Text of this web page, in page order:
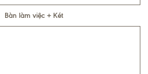
Bàn làm việc + Két